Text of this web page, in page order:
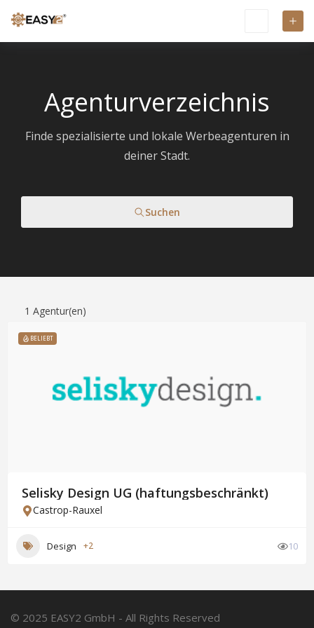
Agenturverzeichnis
Finde spezialisierte und lokale Werbeagenturen in
deiner Stadt.
Suchen
1 Agentur(en)
BELIEBT
Selisky Design UG (haftungsbeschränkt)
Castrop-Rauxel
Design +2 10
© 2025 EASY2 GmbH - All Rights Reserved